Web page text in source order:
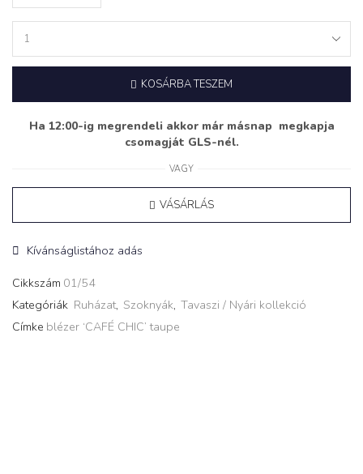
blézer
CHIC’
taupe
barna
quantity
KOSÁRBA TESZEM
Ha 12:00-ig megrendeli akkor már másnap megkapja
csomagját GLS-nél.
VAGY
VÁSÁRLÁS
Kívánságlistához adás
Cikkszám 01/54
Kategóriák Ruházat, Szoknyák, Tavaszi / Nyári kollekció
Címke blézer ‘CAFÉ CHIC’ taupe